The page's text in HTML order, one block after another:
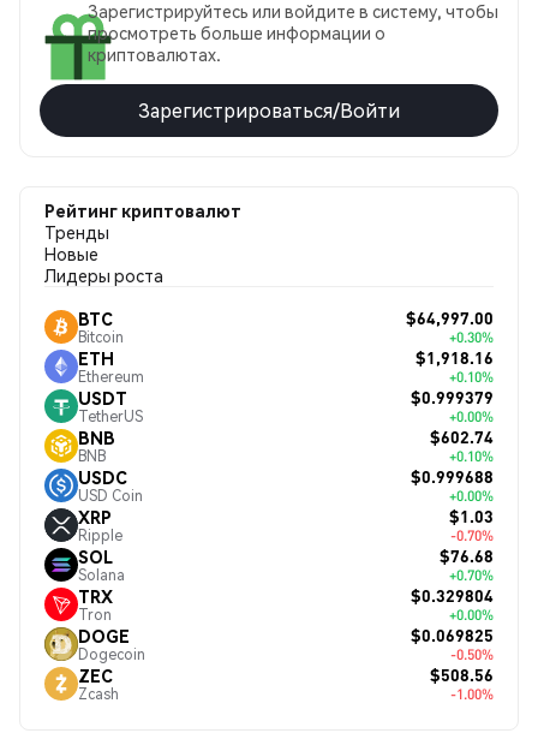
Зарегистрируйтесь или войдите в систему, чтобы
просмотреть больше информации о
криптовалютах.
Зарегистрироваться/Войти
Рейтинг криптовалют
Тренды
Новые
Лидеры роста
BTC
Bitcoin
$64,997.00
+0.30%
ETH
Ethereum
$1,918.16
+0.10%
USDT
TetherUS
$0.999379
+0.00%
BNB
BNB
$602.74
+0.10%
USDC
USD Coin
$0.999688
+0.00%
XRP
Ripple
$1.03
-0.70%
SOL
Solana
$76.68
+0.70%
TRX
Tron
$0.329804
+0.00%
DOGE
Dogecoin
$0.069825
-0.50%
ZEC
Zcash
$508.56
-1.00%